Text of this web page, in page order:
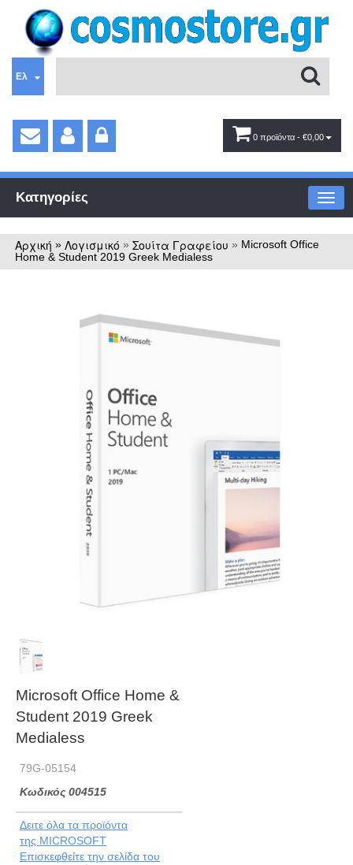
Ελ
0 προϊόντα - €0,00
Κατηγορίες
Αρχική » Λογισμικό » Σουίτα Γραφείου » Microsoft Office
Home & Student 2019 Greek Medialess
Microsoft Office Home &
Student 2019 Greek
Medialess
79G-05154
Kωδικός 004515
Δειτε όλα τα προϊόντα
της MICROSOFT
Eπισκεφθείτε την σελίδα του